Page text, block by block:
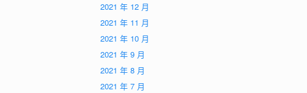
2021 年 12 月
2021 年 11 月
2021 年 10 月
2021 年 9 月
2021 年 8 月
2021 年 7 月